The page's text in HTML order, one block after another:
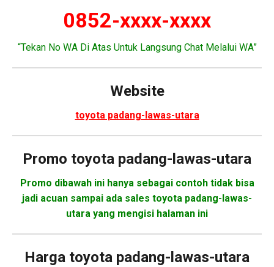
0852-xxxx-xxxx
“Tekan No WA Di Atas Untuk Langsung Chat Melalui WA”
Website
toyota padang-lawas-utara
Promo toyota padang-lawas-utara
Promo dibawah ini hanya sebagai contoh tidak bisa
jadi acuan sampai ada sales toyota padang-lawas-
utara yang mengisi halaman ini
Harga toyota padang-lawas-utara